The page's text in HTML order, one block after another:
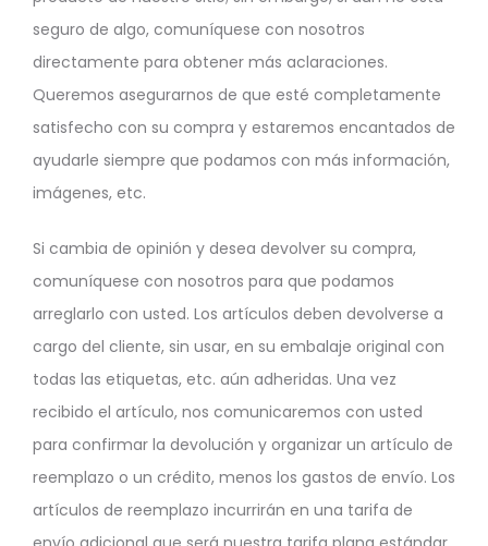
seguro de algo, comuníquese con nosotros
directamente para obtener más aclaraciones.
Queremos asegurarnos de que esté completamente
satisfecho con su compra y estaremos encantados de
ayudarle siempre que podamos con más información,
imágenes, etc.
Si cambia de opinión y desea devolver su compra,
comuníquese con nosotros para que podamos
arreglarlo con usted. Los artículos deben devolverse a
cargo del cliente, sin usar, en su embalaje original con
todas las etiquetas, etc. aún adheridas. Una vez
recibido el artículo, nos comunicaremos con usted
para confirmar la devolución y organizar un artículo de
reemplazo o un crédito, menos los gastos de envío. Los
artículos de reemplazo incurrirán en una tarifa de